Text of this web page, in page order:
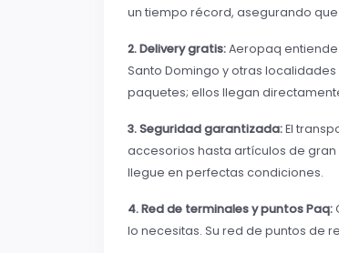
un tiempo récord, asegurando
2. Delivery gratis:Aeropaq
Santo Domingo y otras
paquetes; ellos llegan
3. Seguridad garantizada:El
accesorios hasta artículos de
llegue en perfectas condiciones.
4. Red de terminales y puntos Paq:
lo necesitas. Su red de puntos de